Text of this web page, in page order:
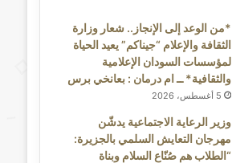
*من الوعد إلى الإنجاز.. شعار وزارة
الثقافة والإعلام “جيناكم” يعيد الحياة
لمؤسسات السودان الإعلامية
والثقافية* ــ ام درمان : بعانخي برس
5 أغسطس، 2026
وزير الرعاية الاجتماعية يدشّن
مهرجان التعايش السلمي بالجزيرة:
“الطلاب هم صُنّاع السلام وبناة